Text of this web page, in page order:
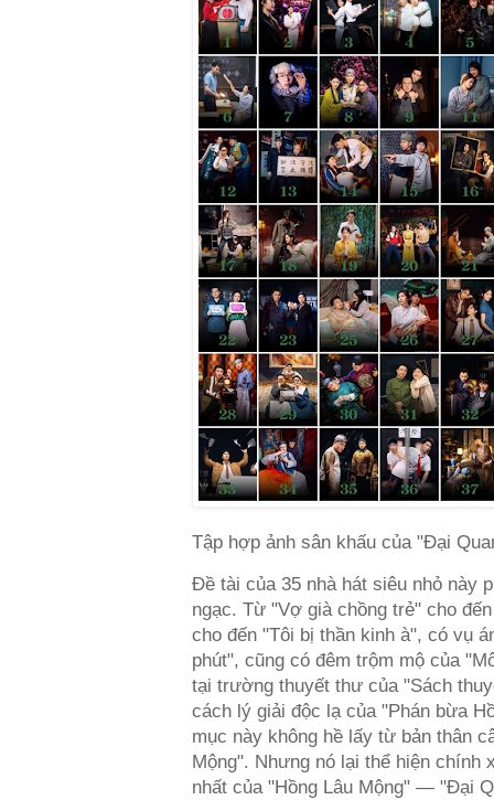
Tập hợp ảnh sân khấu của "Đại
Đề tài của 35 nhà hát siêu nhỏ này
ngạc. Từ "Vợ già chồng trẻ" cho
cho đến "Tôi bị thần kinh à", có vụ
phút", cũng có đêm trộm mộ của
tại trường thuyết thư của "Sách
cách lý giải độc lạ của "Phán bừa
mục này không hề lấy từ bản thân
Mộng". Nhưng nó lại thể hiện chính
nhất của "Hồng Lâu Mộng" — "Đại